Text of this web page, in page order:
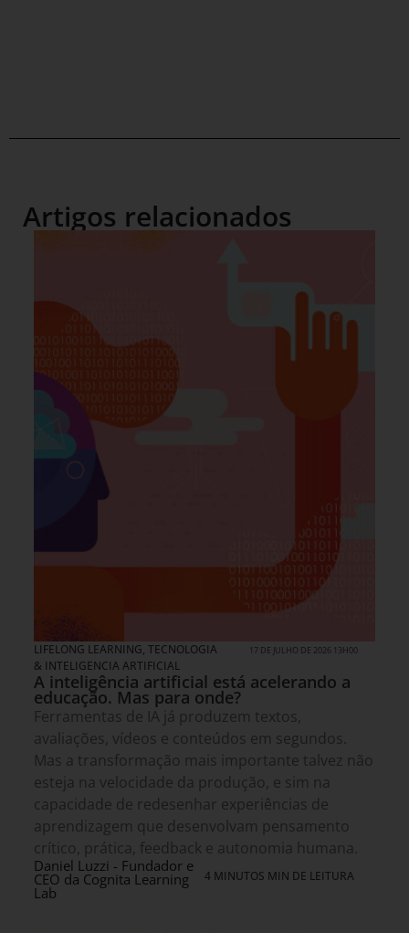
Artigos relacionados
LIFELONG LEARNING, TECNOLOGIA
& INTELIGENCIA ARTIFICIAL
17 DE JULHO DE 2026 13H00
A inteligência artificial está acelerando a
educação. Mas para onde?
Ferramentas de IA já produzem textos,
avaliações, vídeos e conteúdos em segundos.
Mas a transformação mais importante talvez não
esteja na velocidade da produção, e sim na
capacidade de redesenhar experiências de
aprendizagem que desenvolvam pensamento
crítico, prática, feedback e autonomia humana.
Daniel Luzzi - Fundador e
CEO da Cognita Learning
Lab
4 MINUTOS MIN DE LEITURA